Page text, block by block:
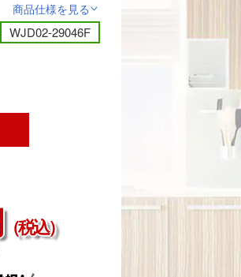
商品仕様を見る>
WJD02-29046F
（税込）